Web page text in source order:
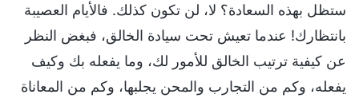
ستظل بهذه السعادة؟ لا، لن تكون كذلك. فالأيام العصيبة
بانتظارك! عندما تعيش تحت سيادة الخالق، فبغض النظر
عن كيفية ترتيب الخالق للأمور لك، وما يفعله بك وكيف
يفعله، وكم من التجارب والمحن يجلبها، وكم من المعاناة